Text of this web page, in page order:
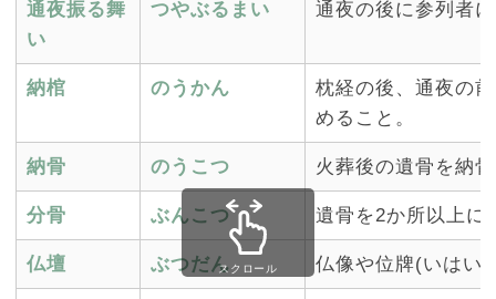
通夜振る舞
い
つやぶるまい 通夜の後に参列者
納棺 のうかん
枕経の後、通夜の
めること。
納骨 のうこつ 火葬後の遺骨を納
分骨 ぶんこつ 遺骨を2か所以上に
仏壇 ぶつだん 仏像や位牌(いはい)
スクロール